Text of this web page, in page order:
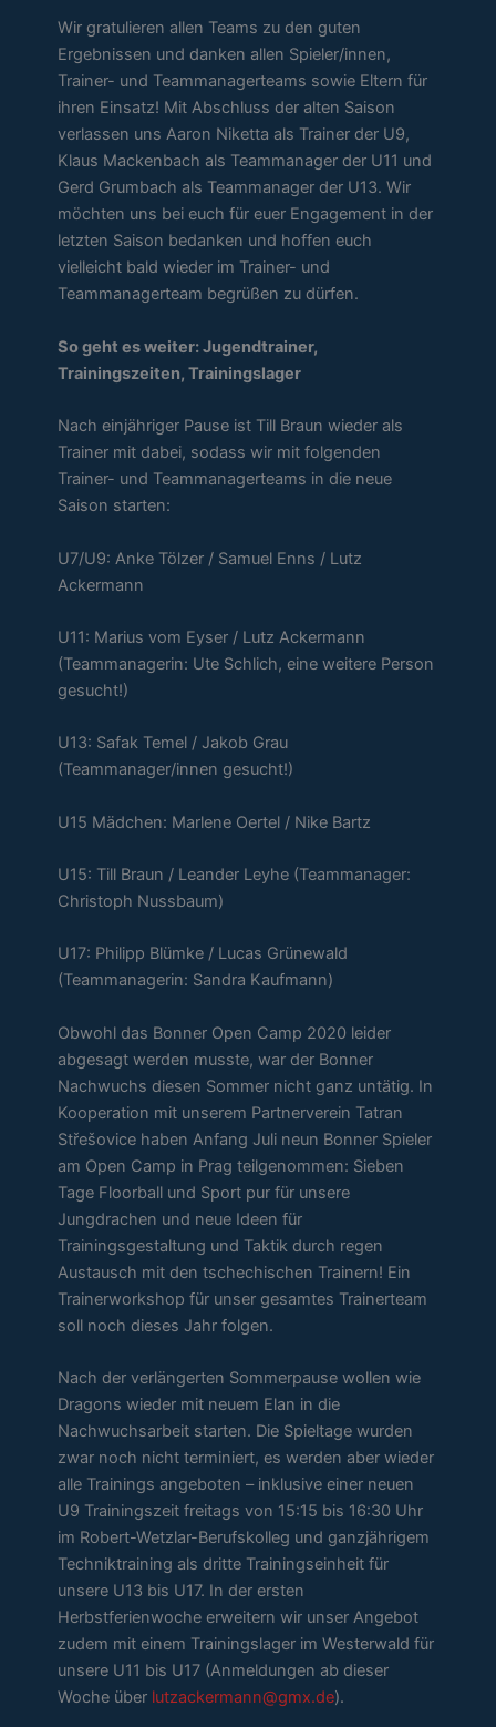
Wir gratulieren allen Teams zu den guten
Ergebnissen und danken allen Spieler/innen,
Trainer- und Teammanagerteams sowie Eltern für
ihren Einsatz! Mit Abschluss der alten Saison
verlassen uns Aaron Niketta als Trainer der U9,
Klaus Mackenbach als Teammanager der U11 und
Gerd Grumbach als Teammanager der U13. Wir
möchten uns bei euch für euer Engagement in der
letzten Saison bedanken und hoffen euch
vielleicht bald wieder im Trainer- und
Teammanagerteam begrüßen zu dürfen.
So geht es weiter: Jugendtrainer,
Trainingszeiten, Trainingslager
Nach einjähriger Pause ist Till Braun wieder als
Trainer mit dabei, sodass wir mit folgenden
Trainer- und Teammanagerteams in die neue
Saison starten:
U7/U9: Anke Tölzer / Samuel Enns / Lutz
Ackermann
U11: Marius vom Eyser / Lutz Ackermann
(Teammanagerin: Ute Schlich, eine weitere Person
gesucht!)
U13: Safak Temel / Jakob Grau
(Teammanager/innen gesucht!)
U15 Mädchen: Marlene Oertel / Nike Bartz
U15: Till Braun / Leander Leyhe (Teammanager:
Christoph Nussbaum)
U17: Philipp Blümke / Lucas Grünewald
(Teammanagerin: Sandra Kaufmann)
Obwohl das Bonner Open Camp 2020 leider
abgesagt werden musste, war der Bonner
Nachwuchs diesen Sommer nicht ganz untätig. In
Kooperation mit unserem Partnerverein Tatran
Střešovice haben Anfang Juli neun Bonner Spieler
am Open Camp in Prag teilgenommen: Sieben
Tage Floorball und Sport pur für unsere
Jungdrachen und neue Ideen für
Trainingsgestaltung und Taktik durch regen
Austausch mit den tschechischen Trainern! Ein
Trainerworkshop für unser gesamtes Trainerteam
soll noch dieses Jahr folgen.
Nach der verlängerten Sommerpause wollen wie
Dragons wieder mit neuem Elan in die
Nachwuchsarbeit starten. Die Spieltage wurden
zwar noch nicht terminiert, es werden aber wieder
alle Trainings angeboten – inklusive einer neuen
U9 Trainingszeit freitags von 15:15 bis 16:30 Uhr
im Robert-Wetzlar-Berufskolleg und ganzjährigem
Techniktraining als dritte Trainingseinheit für
unsere U13 bis U17. In der ersten
Herbstferienwoche erweitern wir unser Angebot
zudem mit einem Trainingslager im Westerwald für
unsere U11 bis U17 (Anmeldungen ab dieser
Woche über lutzackermann@gmx.de).